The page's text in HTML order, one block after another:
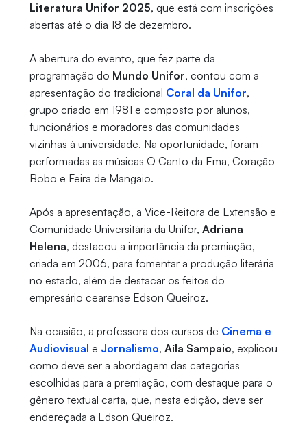
Literatura Unifor 2025, que está com inscrições
abertas até o dia 18 de dezembro.
A abertura do evento, que fez parte da
programação do Mundo Unifor, contou com a
apresentação do tradicional Coral da Unifor,
grupo criado em 1981 e composto por alunos,
funcionários e moradores das comunidades
vizinhas à universidade. Na oportunidade, foram
performadas as músicas O Canto da Ema, Coração
Bobo e Feira de Mangaio.
Após a apresentação, a Vice-Reitora de Extensão e
Comunidade Universitária da Unifor, Adriana
Helena, destacou a importância da premiação,
criada em 2006, para fomentar a produção literária
no estado, além de destacar os feitos do
empresário cearense Edson Queiroz.
Na ocasião, a professora dos cursos de Cinema e
Audiovisual e Jornalismo, Aíla Sampaio, explicou
como deve ser a abordagem das categorias
escolhidas para a premiação, com destaque para o
gênero textual carta, que, nesta edição, deve ser
endereçada a Edson Queiroz.